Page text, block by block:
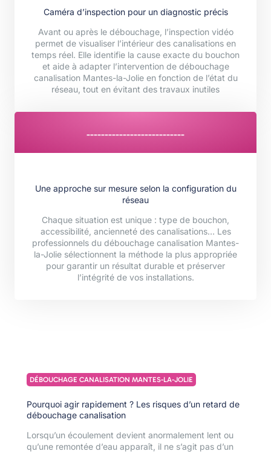
Caméra d’inspection pour un diagnostic précis
Avant ou après le débouchage, l’inspection vidéo
permet de visualiser l’intérieur des canalisations en
temps réel. Elle identifie la cause exacte du bouchon
et aide à adapter l’intervention de débouchage
canalisation Mantes-la-Jolie en fonction de l’état du
réseau, tout en évitant des travaux inutiles
---------------------------
Une approche sur mesure selon la configuration du
réseau
Chaque situation est unique : type de bouchon,
accessibilité, ancienneté des canalisations… Les
professionnels du débouchage canalisation Mantes-
la-Jolie sélectionnent la méthode la plus appropriée
pour garantir un résultat durable et préserver
l’intégrité de vos installations.
DÉBOUCHAGE CANALISATION MANTES-LA-JOLIE
Pourquoi agir rapidement ? Les risques d’un retard de
débouchage canalisation
Lorsqu’un écoulement devient anormalement lent ou
qu’une remontée d’eau apparaît, il ne s’agit pas d’un